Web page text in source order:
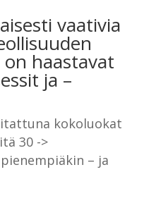
vaativia
haastavat
ja –
kokoluokat
30 ->
– ja